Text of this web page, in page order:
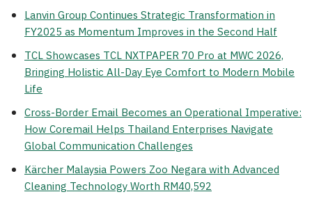
Lanvin Group Continues Strategic Transformation in
FY2025 as Momentum Improves in the Second Half
TCL Showcases TCL NXTPAPER 70 Pro at MWC 2026,
Bringing Holistic All-Day Eye Comfort to Modern Mobile
Life
Cross-Border Email Becomes an Operational Imperative:
How Coremail Helps Thailand Enterprises Navigate
Global Communication Challenges
Kärcher Malaysia Powers Zoo Negara with Advanced
Cleaning Technology Worth RM40,592